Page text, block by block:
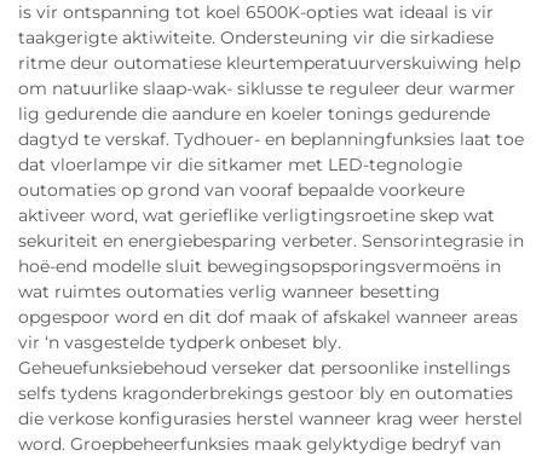
is vir ontspanning tot koel 6500K-opties wat ideaal is vir
taakgerigte aktiwiteite. Ondersteuning vir die sirkadiese
ritme deur outomatiese kleurtemperatuurverskuiwing help
om natuurlike slaap-wak- siklusse te reguleer deur warmer
lig gedurende die aandure en koeler tonings gedurende
dagtyd te verskaf. Tydhouer- en beplanningfunksies laat toe
dat vloerlampe vir die sitkamer met LED-tegnologie
outomaties op grond van vooraf bepaalde voorkeure
aktiveer word, wat gerieflike verligtingsroetine skep wat
sekuriteit en energiebesparing verbeter. Sensorintegrasie in
hoë-end modelle sluit bewegingsopsporingsvermoëns in
wat ruimtes outomaties verlig wanneer besetting
opgespoor word en dit dof maak of afskakel wanneer areas
vir ‘n vasgestelde tydperk onbeset bly.
Geheuefunksiebehoud verseker dat persoonlike instellings
selfs tydens kragonderbrekings gestoor bly en outomaties
die verkose konfigurasies herstel wanneer krag weer herstel
word. Groepbeheerfunksies maak gelyktydige bedryf van